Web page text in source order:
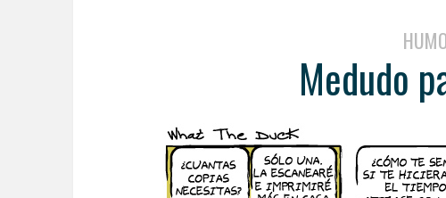
Medudo